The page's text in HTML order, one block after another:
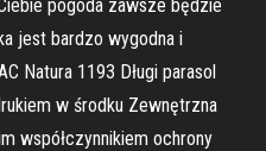
pogoda zawsze będzie
jest bardzo wygodna i
Natura 1193 Długi parasol
w środku Zewnętrzna
współczynnikiem ochrony